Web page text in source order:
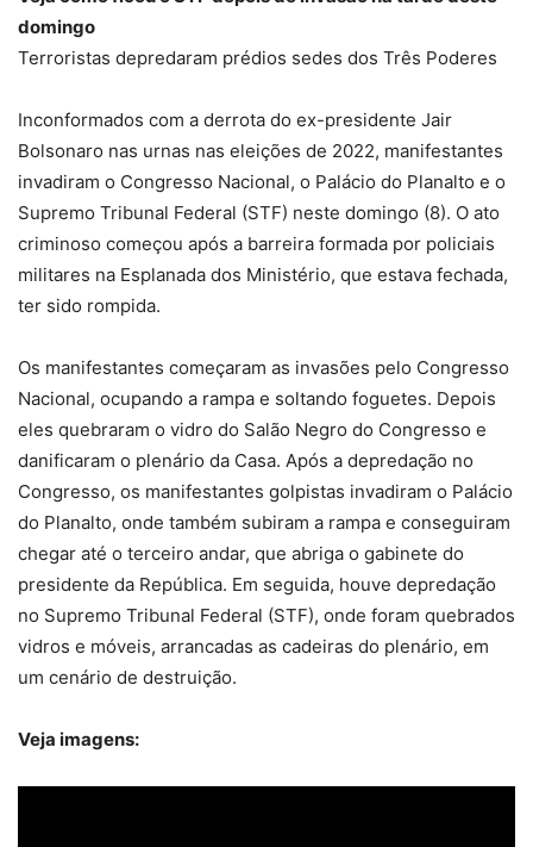
domingo
Terroristas depredaram prédios sedes dos Três Poderes
Inconformados com a derrota do ex-presidente Jair
Bolsonaro nas urnas nas eleições de 2022, manifestantes
invadiram o Congresso Nacional, o Palácio do Planalto e o
Supremo Tribunal Federal (STF) neste domingo (8). O ato
criminoso começou após a barreira formada por policiais
militares na Esplanada dos Ministério, que estava fechada,
ter sido rompida.
Os manifestantes começaram as invasões pelo Congresso
Nacional, ocupando a rampa e soltando foguetes. Depois
eles quebraram o vidro do Salão Negro do Congresso e
danificaram o plenário da Casa. Após a depredação no
Congresso, os manifestantes golpistas invadiram o Palácio
do Planalto, onde também subiram a rampa e conseguiram
chegar até o terceiro andar, que abriga o gabinete do
presidente da República. Em seguida, houve depredação
no Supremo Tribunal Federal (STF), onde foram quebrados
vidros e móveis, arrancadas as cadeiras do plenário, em
um cenário de destruição.
Veja imagens: